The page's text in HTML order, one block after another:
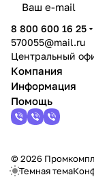
8 800 600 16 25
570055@mail.ru
Центральный
Компания
Информация
Помощь
© 2026
Темная тема